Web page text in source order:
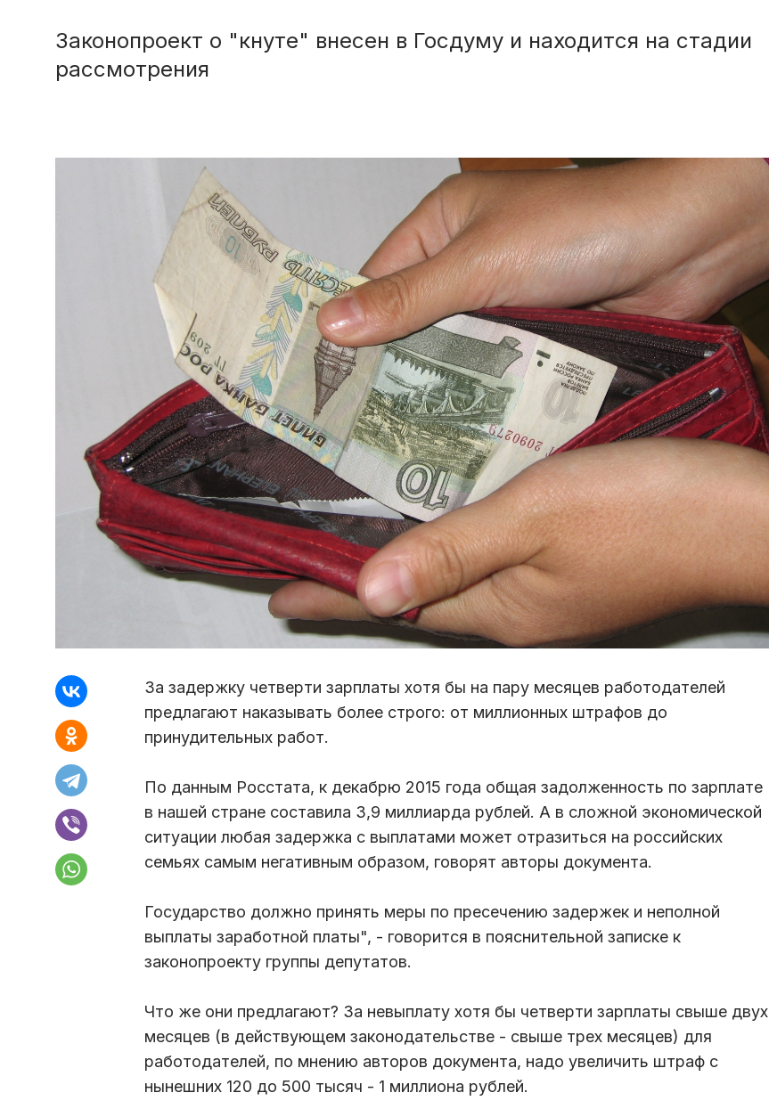
Законопроект о "кнуте" внесен в Госдуму и находится на стадии
рассмотрения
За задержку четверти зарплаты хотя бы на пару месяцев работодателей
предлагают наказывать более строго: от миллионных штрафов до
принудительных работ.
По данным Росстата, к декабрю 2015 года общая задолженность по зарплате
в нашей стране составила 3,9 миллиарда рублей. А в сложной экономической
ситуации любая задержка с выплатами может отразиться на российских
семьях самым негативным образом, говорят авторы документа.
Государство должно принять меры по пресечению задержек и неполной
выплаты заработной платы", - говорится в пояснительной записке к
законопроекту группы депутатов.
Что же они предлагают? За невыплату хотя бы четверти зарплаты свыше двух
месяцев (в действующем законодательстве - свыше трех месяцев) для
работодателей, по мнению авторов документа, надо увеличить штраф с
нынешних 120 до 500 тысяч - 1 миллиона рублей.